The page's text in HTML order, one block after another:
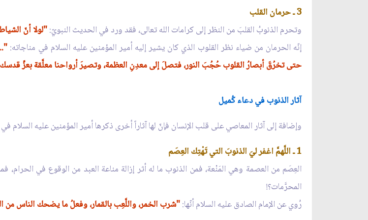
3 ـ حرمان القلب
وتحرم الذنوبُ القلبَ من النظر إلى كرامات الله تعالى، فقد ورد في الحديث النبويّ:"لولا أنّ
إنّه الحرمان من ضياء نظر القلوب الذي كان يشير إليه أمير المؤمنين عليه السلام في مناجاته:
حتى تخرُقَ أبصارُ القلوب حُجُبَ النور، فتصلَ إلى معدِنِ العظمة، وتصيرَ أرواحنا معلَّقة بعزِّ
آثار الذنوب في دعاء كُميل
وإضافة إلى آثار المعاصي على قلب الإنسان فإنّ لها آثاراً أخرى ذكرها أمير المؤمنين عليه السلام
1 ـ اللَّهمَّ اغفر ليَ الذنوبَ التي تَهْتِك العِصَم
العِصَم من العصمة وهي المَنْعة، فمن الذنوب ما له أثر إزالة مناعة العبد من الوقوع في الحرام،
المحرَّمات؟!
رُوي عن الإمام الصادق عليه السلام أنّها:"شرب الخمر، واللَّعِب بالقمار، وفعلُ ما يضحك الناس من